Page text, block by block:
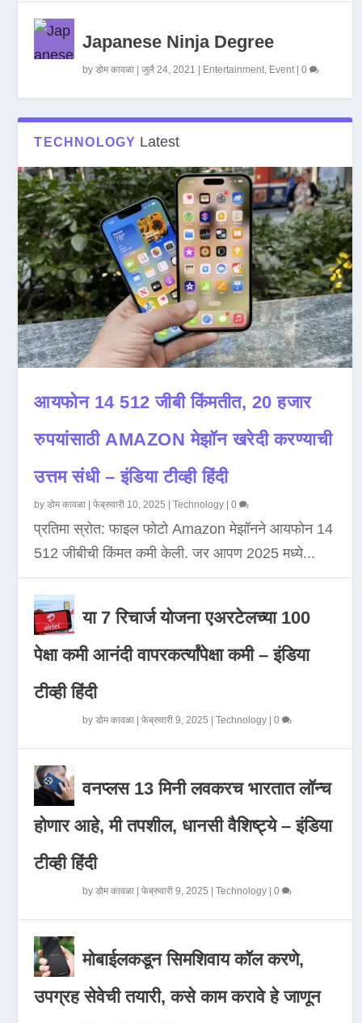
Japanese Ninja Degree
byडोम कावळा |जुलै 24, 2021 Entertainment, Event|0
TECHNOLOGY Latest
आयफोन 14 512 जीबी किंमतीत, 20 हजार
रुपयांसाठी AMAZON मेझॉन खरेदी करण्याची
उत्तम संधी – इंडिया टीव्ही हिंदी
byडोम कावळा |फेब्रुवारी 10, 2025 |Technology |0
प्रतिमा स्रोत: फाइल फोटो Amazon मेझॉनने आयफोन 14
512 जीबीची किंमत कमी केली. जर आपण 2025 मध्ये...
या 7 रिचार्ज योजना एअरटेलच्या 100
पेक्षा कमी आनंदी वापरकर्त्यांपेक्षा कमी – इंडिया
टीव्ही हिंदी
byडोम कावळा |फेब्रुवारी 9, 2025 |Technology |0
वनप्लस 13 मिनी लवकरच भारतात लॉन्च
होणार आहे, मी तपशील, धानसी वैशिष्ट्ये – इंडिया
टीव्ही हिंदी
byडोम कावळा |फेब्रुवारी 9, 2025 |Technology |0
मोबाईलकडून सिमशिवाय कॉल करणे,
उपग्रह सेवेची तयारी, कसे काम करावे हे जाणून